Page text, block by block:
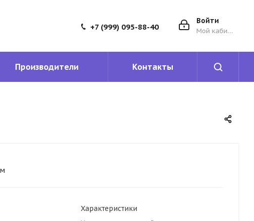
Войти
Мой кабинет
+7 (999) 095-88-40
Производители Контакты
Характеристики